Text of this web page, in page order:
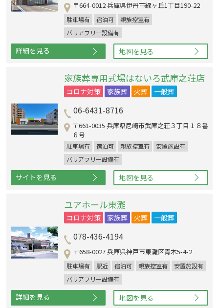
〒664-0012 兵庫県伊丹市緑ヶ丘1丁目190-22
駐車場有 宿泊可
親族控室有
バリアフリー設備有
詳細を見る 地図を見る
家族葬専用式場はないろ武庫之荘店
コロナ対策 家族葬 火葬 一般葬
06-6431-8716
〒661-0035 兵庫県尼崎市武庫之荘３丁目１８番
６号
駐車場有 宿泊可 親族控室有
安置施設有
バリアフリー設備有
サイトを見る 地図を見る
ユアホール東灘
コロナ対策 家族葬 火葬 一般葬
078-436-4194
〒658-0027 兵庫県神戸市東灘区青木5-4-2
駐車場有 駅近 宿泊可 親族控室有
安置施設有
バリアフリー設備有
詳細を見る 地図を見る